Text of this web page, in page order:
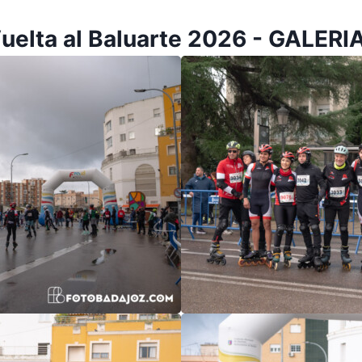
al Baluarte 2026 -